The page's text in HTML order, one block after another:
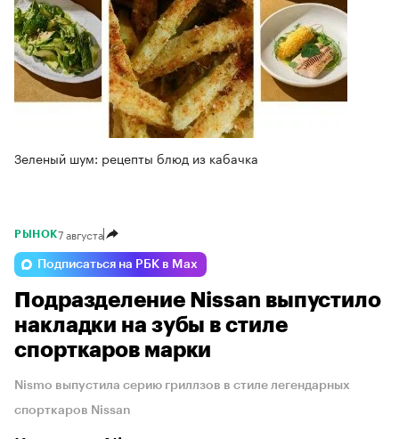
Зеленый шум: рецепты блюд из кабачка
РЫНОК7 августа
Подписаться на РБК в Max
Подразделение Nissan выпустило
накладки на зубы в стиле
спорткаров марки
Nismo выпустила серию гриллзов в стиле легендарных
спорткаров Nissan